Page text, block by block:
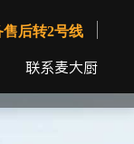
售后转2号线
联系麦大厨